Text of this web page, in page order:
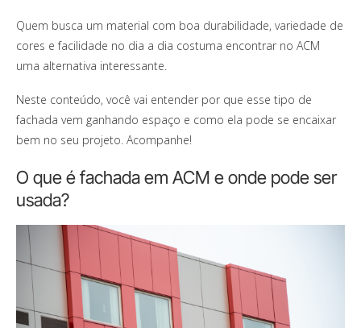
Quem busca um material com boa durabilidade, variedade de
cores e facilidade no dia a dia costuma encontrar no ACM
uma alternativa interessante.
Neste conteúdo, você vai entender por que esse tipo de
fachada vem ganhando espaço e como ela pode se encaixar
bem no seu projeto. Acompanhe!
O que é fachada em ACM e onde pode ser
usada?